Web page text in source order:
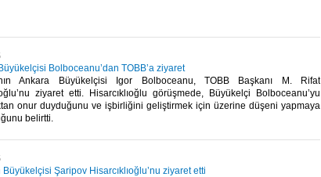
Bolboceanu’dan TOBB’a ziyaret
Ankara Büyükelçisi Igor Bolboceanu, TOBB Başkanı M. Rifat
ziyaret etti. Hisarcıklıoğlu görüşmede, Büyükelçi Bolboceanu’yu
onur duyduğunu ve işbirliğini geliştirmek için üzerine düşeni yapmaya
belirtti.​
Şaripov Hisarcıklıoğlu’nu ziyaret etti